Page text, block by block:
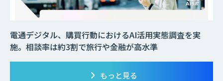
電通デジタル、購買行動におけるAI活用実態調査を実
施。相談率は約3割で旅行や金融が高水準
もっと見る